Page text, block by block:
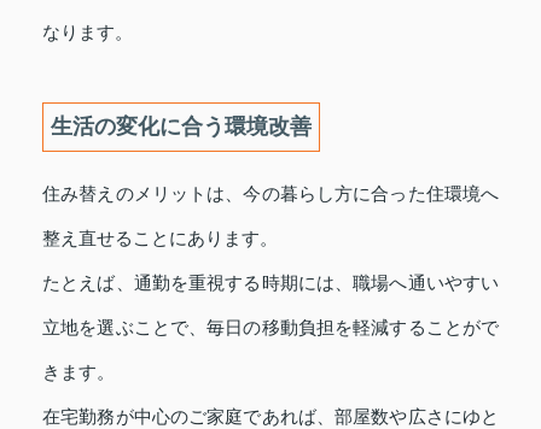
なります。
生活の変化に合う環境改善
住み替えのメリットは、今の暮らし方に合った住環境へ
整え直せることにあります。
たとえば、通勤を重視する時期には、職場へ通いやすい
立地を選ぶことで、毎日の移動負担を軽減することがで
きます。
在宅勤務が中心のご家庭であれば、部屋数や広さにゆと